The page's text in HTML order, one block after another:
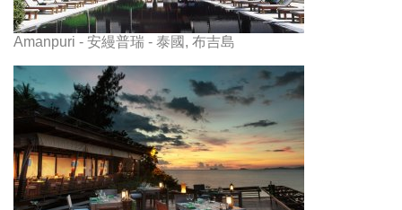
Amanpuri - 安縵普瑞 - 泰國, 布吉島